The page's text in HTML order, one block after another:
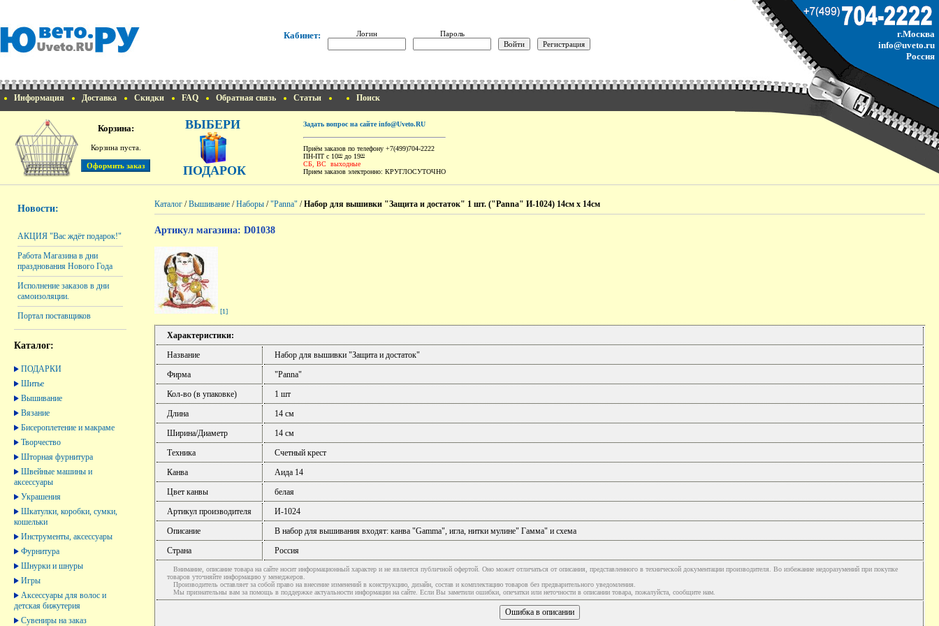
Кабинет: Логин Пароль
г.Москва
info@uveto.ru
Россия
Информация Доставка Скидки FAQ Обратная связь Статьи Поиск
Корзина:
Корзина пуста.
ВЫБЕРИ
ПОДАРОК
Задать вопрос на сайте info@Uveto.RU
Приём заказов по телефону +7(499)704-2222
ПН-ПТ с 1000 до 1900
СБ, ВС выходные
Прием заказов электронно: КРУГЛОСУТОЧНО
Новости:
АКЦИЯ "Вас ждёт подарок!"
Работа Магазина в дни
празднования Нового Года
Исполнение заказов в дни
самоизоляции.
Портал поставщиков
Каталог:
ПОДАРКИ
Шитье
Вышивание
Вязание
Бисероплетение и макраме
Творчество
Шторная фурнитура
Швейные машины и
аксессуары
Украшения
Шкатулки, коробки, сумки,
кошельки
Инструменты, аксессуары
Фурнитура
Шнурки и шнуры
Игры
Аксессуары для волос и
детская бижутерия
Сувениры на заказ
Каталог /Вышивание /Наборы /"Panna" /Набор для вышивки "Защита и достаток" 1 шт. ("Panna" И-1024) 14см х 14см
Артикул магазина: D01038
[1]
Характеристики:
Название
Набор для вышивки "Защита и достаток"
Фирма
"Panna"
Кол-во (в упаковке)
1 шт
Длина
14 см
Ширина/Диаметр
14 см
Техника
Счетный крест
Канва
Аида 14
Цвет канвы
белая
Артикул производителя
И-1024
Описание
В набор для вышивания входят: канва "Gamma", игла, нитки мулине" Гамма" и схема
Страна
Россия
Внимание, описание товара на сайте носит информационный характер и не является публичной офертой. Оно может отличаться от описания, представленного в технической документации производителя. Во избежание недоразумений при покупке
товаров уточняйте информацию у менеджеров.
Производитель оставляет за собой право на внесение изменений в конструкцию, дизайн, состав и комплектацию товаров без предварительного уведомления.
Мы признательны вам за помощь в поддержке актуальности информации на сайте. Если Вы заметили ошибки, опечатки или неточности в описании товара, пожалуйста, сообщите нам.